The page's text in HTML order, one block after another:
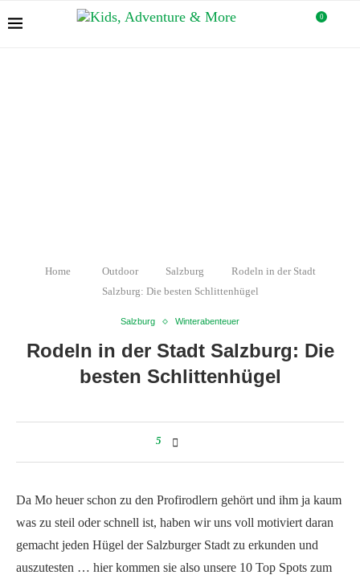
0
Home Outdoor Salzburg
Rodeln in der Stadt
Salzburg: Die besten Schlittenhügel
Salzburg Winterabenteuer
Rodeln in der Stadt Salzburg: Die
besten Schlittenhügel
5
Da Mo heuer schon zu den Profirodlern gehört und ihm ja kaum
was zu steil oder schnell ist, haben wir uns voll motiviert daran
gemacht jeden Hügel der Salzburger Stadt zu erkunden und
auszutesten … hier kommen sie also unsere 10 Top Spots zum